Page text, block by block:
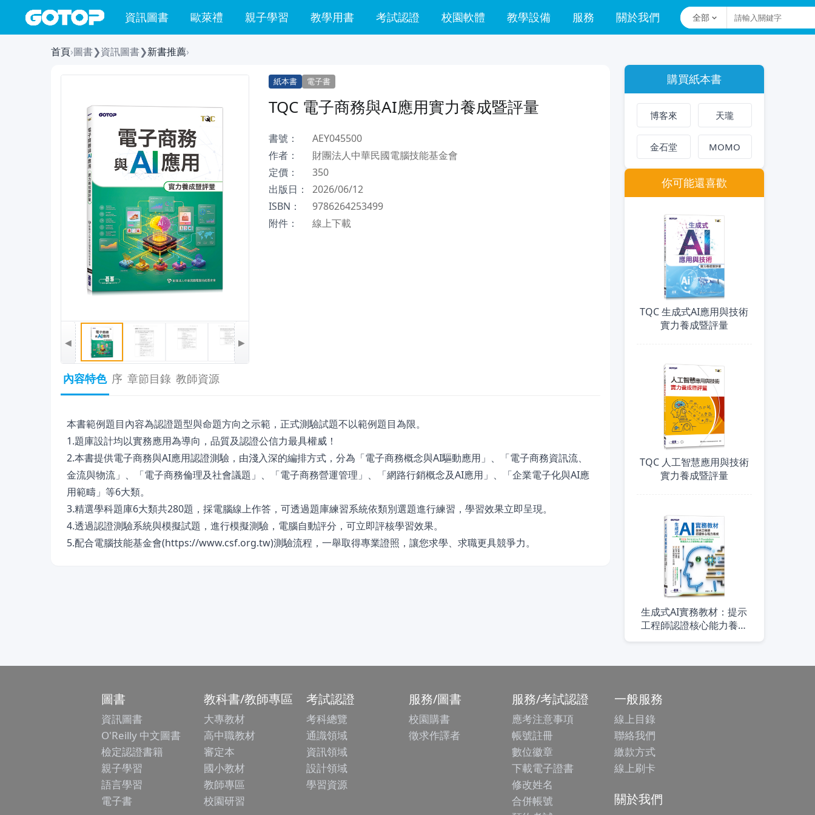
資訊圖書 歐萊禮 親子學習 教學用書 考試認證 校園軟體 教學設備 服務 關於我們 全部
首頁›圖書❯資訊圖書❯新書推薦›
◀ ▶
紙本書 電子書
TQC 電子商務與AI應用實力養成暨評量
書號：
AEY045500
作者：
財團法人中華民國電腦技能基金會
定價：
350
出版日：
2026/06/12
ISBN：
9786264253499
附件：
線上下載
內容特色 序 章節目錄 教師資源
本書範例題目內容為認證題型與命題方向之示範，正式測驗試題不以範例題目為限。
1.題庫設計均以實務應用為導向，品質及認證公信力最具權威！
2.本書提供電子商務與AI應用認證測驗，由淺入深的編排方式，分為「電子商務概念與AI驅動應用」、「電子商務資訊流、
金流與物流」、「電子商務倫理及社會議題」、「電子商務營運管理」、「網路行銷概念及AI應用」、「企業電子化與AI應
用範疇」等6大類。
3.精選學科題庫6大類共280題，採電腦線上作答，可透過題庫練習系統依類別選題進行練習，學習效果立即呈現。
4.透過認證測驗系統與模擬試題，進行模擬測驗，電腦自動評分，可立即評核學習效果。
5.配合電腦技能基金會(https://www.csf.org.tw)測驗流程，一舉取得專業證照，讓您求學、求職更具競爭力。
購買紙本書
博客來 天瓏
金石堂 MOMO
你可能還喜歡
TQC 生成式AI應用與技術
實力養成暨評量
TQC 人工智慧應用與技術
實力養成暨評量
生成式AI實務教材：提示
工程師認證核心能力養成
｜含CCS Generative AI
智慧核心能力國際認證
圖書
資訊圖書
O'Reilly 中文圖書
檢定認證書籍
親子學習
語言學習
電子書
教科書/教師專區
大專教材
高中職教材
審定本
國小教材
教師專區
校園研習
考試認證
考科總覽
通識領域
資訊領域
設計領域
學習資源
服務/圖書
校園購書
徵求作譯者
服務/考試認證
應考注意事項
帳號註冊
數位徽章
下載電子證書
修改姓名
合併帳號
一般服務
線上目錄
聯絡我們
繳款方式
線上刷卡
關於我們